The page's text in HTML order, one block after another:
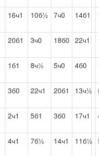
16ч1 10б½ 7ч0 14б1
20б1 3ч0 18б0 22ч1
1б1 8ч½ 5ч0 4б0
3б0 22ч1 20б1 13ч½
2ч1 5б1 3б0 17ч1
4ч1 7б½ 14ч1 11б½